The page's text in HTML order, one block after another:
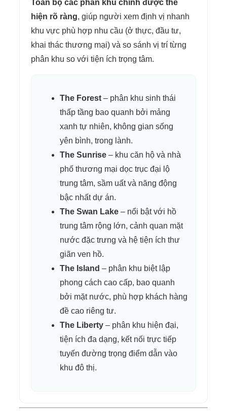
Toàn bộ các phân khu chính được thể
hiện rõ ràng, giúp người xem định vị nhanh
khu vực phù hợp nhu cầu (ở thực, đầu tư,
khai thác thương mại) và so sánh vị trí từng
phân khu so với tiện ích trọng tâm.
The Forest – phân khu sinh thái
thấp tầng bao quanh bởi mảng
xanh tự nhiên, không gian sống
yên bình, trong lành.
The Sunrise – khu căn hộ và nhà
phố thương mại dọc trục đại lộ
trung tâm, sầm uất và năng động
bậc nhất dự án.
The Swan Lake – nổi bật với hồ
trung tâm rộng lớn, cảnh quan mặt
nước đặc trưng và hệ tiện ích thư
giãn ven hồ.
The Island – phân khu biệt lập
phong cách cao cấp, bao quanh
bởi mặt nước, phù hợp khách hàng
đề cao riêng tư.
The Liberty – phân khu hiện đại,
tiện ích đa dạng, kết nối trực tiếp
tuyến đường trọng điểm dẫn vào
khu đô thị.